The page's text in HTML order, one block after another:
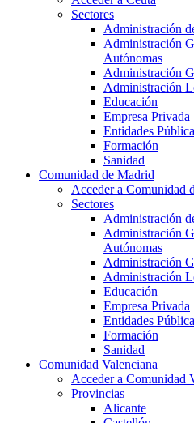
Sectores
Administración
Administración
Autónomas
Administración
Administración
Educación
Empresa Privada
Entidades
Formación
Sanidad
Comunidad de Madrid
Acceder a Comunidad
Sectores
Administración
Administración
Autónomas
Administración
Administración
Educación
Empresa Privada
Entidades
Formación
Sanidad
Comunidad Valenciana
Acceder a Comunidad
Provincias
Alicante